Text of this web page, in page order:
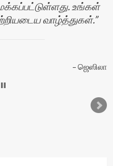
உங்கள்
வாழ்த்துகள்.
ஜெஸிலா